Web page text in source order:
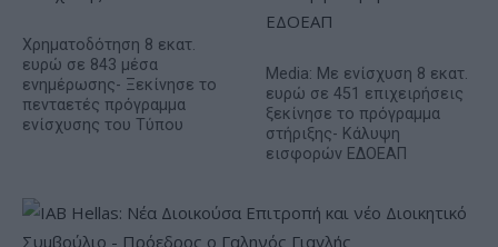
Χρηματοδότηση 8 εκατ.
ευρώ σε 843 μέσα
ενημέρωσης- Ξεκίνησε το
πενταετές πρόγραμμα
ενίσχυσης του Τύπου
Media: Με ενίσχυση 8 εκατ.
ευρώ σε 451 επιχειρήσεις
ξεκίνησε το πρόγραμμα
στήριξης- Κάλυψη
εισφορών ΕΔΟΕΑΠ